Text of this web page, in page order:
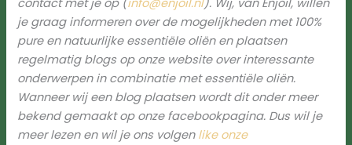
contact met je op (info@enjoil.nl). Wij, van Enjoil, willen
je graag informeren over de mogelijkheden met 100%
pure en natuurlijke essentiële oliën en plaatsen
regelmatig blogs op onze website over interessante
onderwerpen in combinatie met essentiële oliën.
Wanneer wij een blog plaatsen wordt dit onder meer
bekend gemaakt op onze facebookpagina. Dus wil je
meer lezen en wil je ons volgen like onze